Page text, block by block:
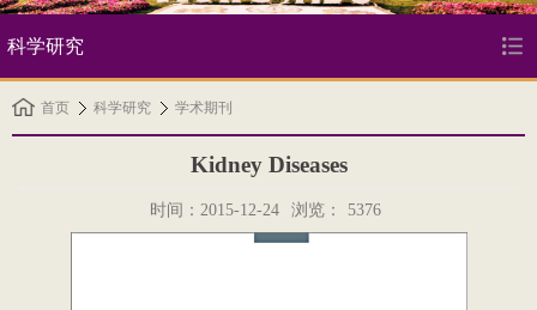
科学研究
首页 科学研究 学术期刊
Kidney Diseases
时间：2015-12-24 浏览： 5376